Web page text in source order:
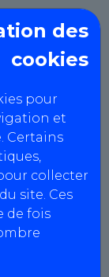
des
cookies
pour
et
Certains
collecter
site. Ces
de fois
cookies
les gérer
des